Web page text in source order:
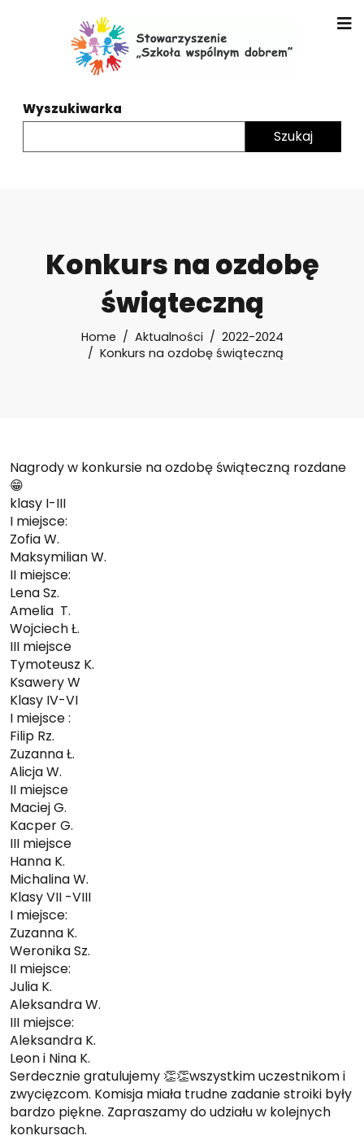
Wyszukiwarka
Konkurs na ozdobę
świąteczną
Home Aktualności
2022-2024
Konkurs na ozdobę świąteczną
Nagrody w konkursie na ozdobę świąteczną rozdane
😁
klasy I-III
I miejsce:
Zofia W.
Maksymilian W.
II miejsce:
Lena Sz.
Amelia T.
Wojciech Ł.
III miejsce
Tymoteusz K.
Ksawery W
Klasy IV-VI
I miejsce :
Filip Rz.
Zuzanna Ł.
Alicja W.
II miejsce
Maciej G.
Kacper G.
III miejsce
Hanna K.
Michalina W.
Klasy VII -VIII
I miejsce:
Zuzanna K.
Weronika Sz.
II miejsce:
Julia K.
Aleksandra W.
III miejsce:
Aleksandra K.
Leon i Nina K.
Serdecznie gratulujemy 👏👏wszystkim uczestnikom i
zwycięzcom. Komisja miała trudne zadanie stroiki były
bardzo piękne. Zapraszamy do udziału w kolejnych
konkursach.